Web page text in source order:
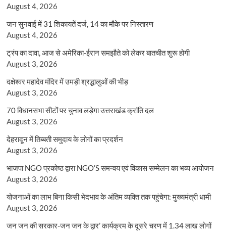
August 4, 2026
जन सुनवाई में 31 शिकायतें दर्ज, 14 का मौके पर निस्तारण
August 4, 2026
ट्रंप का दावा, आज से अमेरिका-ईरान समझौते को लेकर बातचीत शुरू होगी
August 3, 2026
दक्षेश्वर महादेव मंदिर में उमड़ी श्रद्धालुओं की भीड़
August 3, 2026
70 विधानसभा सीटों पर चुनाव लड़ेगा उत्तराखंड क्रांति दल
August 3, 2026
देहरादून में तिब्बती समुदाय के लोगों का प्रदर्शन
August 3, 2026
भाजपा NGO प्रकोष्ठ द्वारा NGO’S समन्वय एवं विकास सम्मेलन का भव्य आयोजन
August 3, 2026
योजनाओं का लाभ बिना किसी भेदभाव के अंतिम व्यक्ति तक पहुंचेगा: मुख्यमंत्री धामी
August 3, 2026
जन जन की सरकार-जन जन के द्वार’ कार्यक्रम के दूसरे चरण में 1.34 लाख लोगों